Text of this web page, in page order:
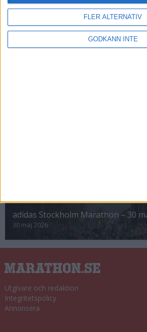
FLER ALTERNATIV
GODKÄNN INTE
Berlin Marathon - ett lopp genom
8 okt 1995• Arkiv• Reseberättelser från
adidas Stockholm Marathon – 30
30 maj 2026
Utgivare och redaktion
Integritetspolicy
Annonsera